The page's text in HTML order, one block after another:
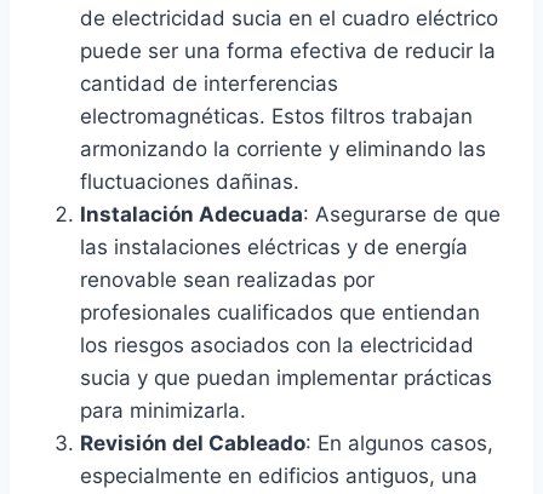
de electricidad sucia en el cuadro eléctrico
puede ser una forma efectiva de reducir la
cantidad de interferencias
electromagnéticas. Estos filtros trabajan
armonizando la corriente y eliminando las
fluctuaciones dañinas.
Instalación Adecuada: Asegurarse de que
las instalaciones eléctricas y de energía
renovable sean realizadas por
profesionales cualificados que entiendan
los riesgos asociados con la electricidad
sucia y que puedan implementar prácticas
para minimizarla.
Revisión del Cableado: En algunos casos,
especialmente en edificios antiguos, una